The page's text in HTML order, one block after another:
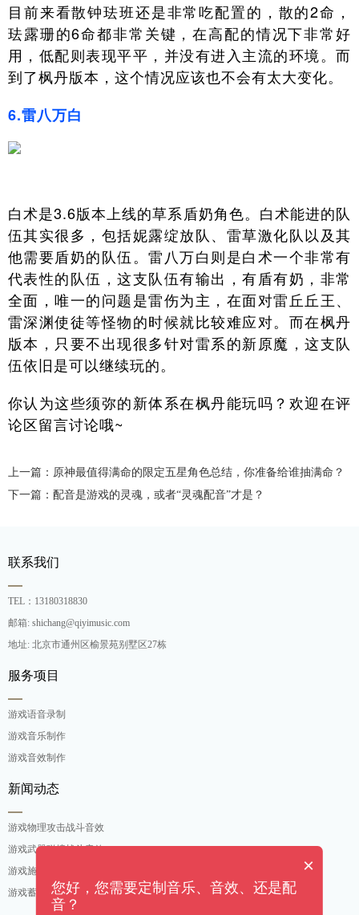
目前来看散钟珐班还是非常吃配置的，散的2命，
珐露珊的6命都非常关键，在高配的情况下非常好
用，低配则表现平平，并没有进入主流的环境。而
到了枫丹版本，这个情况应该也不会有太大变化。
6.雷八万白
白术是3.6版本上线的草系盾奶角色。白术能进的队
伍其实很多，包括妮露绽放队、雷草激化队以及其
他需要盾奶的队伍。雷八万白则是白术一个非常有
代表性的队伍，这支队伍有输出，有盾有奶，非常
全面，唯一的问题是雷伤为主，在面对雷丘丘王、
雷深渊使徒等怪物的时候就比较难应对。而在枫丹
版本，只要不出现很多针对雷系的新原魔，这支队
伍依旧是可以继续玩的。
你认为这些须弥的新体系在枫丹能玩吗？欢迎在评
论区留言讨论哦~
上一篇：原神最值得满命的限定五星角色总结，你准备给谁抽满命？
下一篇：配音是游戏的灵魂，或者“灵魂配音”才是？
联系我们
TEL：13180318830
邮箱: shichang@qiyimusic.com
地址: 北京市通州区榆景苑别墅区27栋
服务项目
游戏语音录制
游戏音乐制作
游戏音效制作
新闻动态
游戏物理攻击战斗音效
游戏武器碰撞战斗音效
游戏施法吟唱战斗音效
游戏蓄力攻击战斗音效
×
您好，您需要定制音乐、音效、还是配
音？